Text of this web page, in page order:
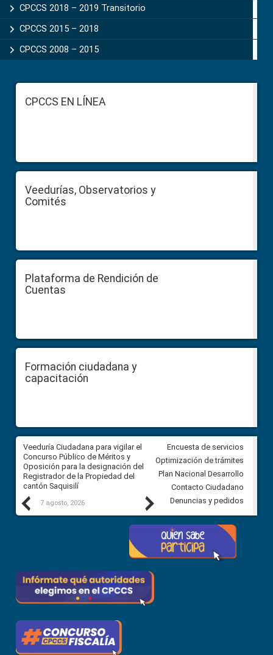
CPCCS 2018 – 2019 Transitorio
CPCCS 2015 – 2018
CPCCS 2008 – 2015
FooterCPCCS EN LÍNEA
Veedurías, Observatorios y
Comités
Plataforma de Rendición de
Cuentas
Formación ciudadana y
capacitación
Previous
Veeduría Ciudadana para vigilar el
Concurso Público de Méritos y
Oposición para la designación del
Registrador de la Propiedad del
cantón Saquisilí
7 agosto, 2026
Veeduría Ciudadana para
construcción del asfaltado de
Ballenita del cantón Santa
7 agosto, 2026
Next
Encuesta de servicios
Optimización de trámites
Plan Nacional Desarrollo
Contacto Ciudadano
Denuncias y pedidos